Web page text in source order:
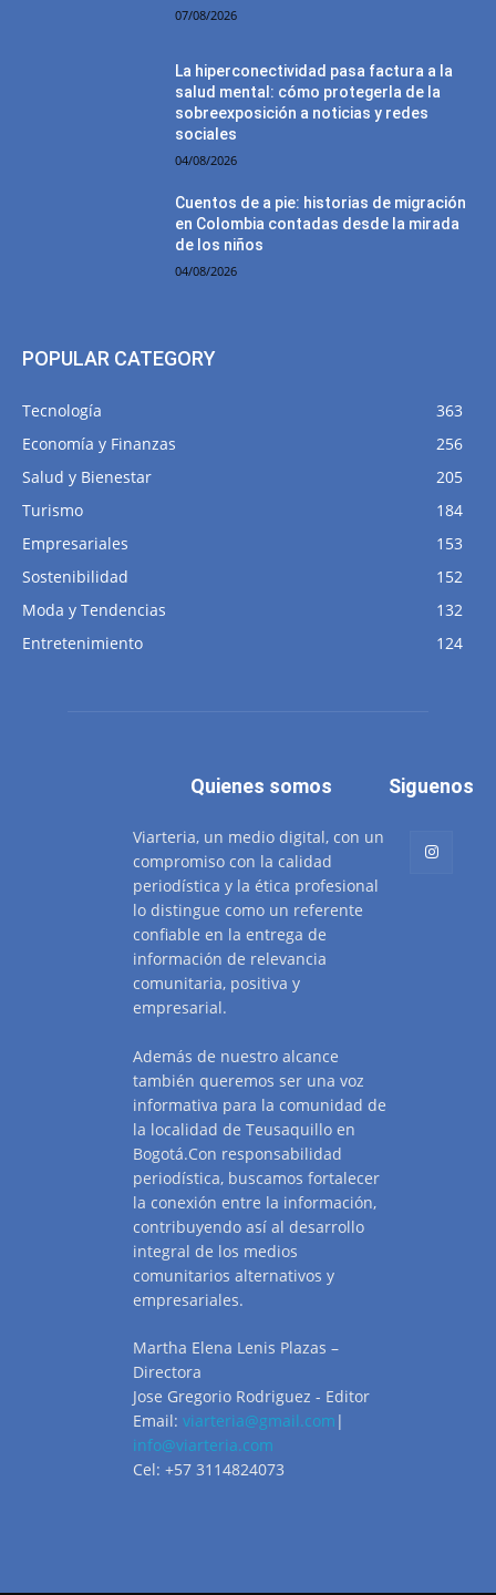
07/08/2026
La hiperconectividad pasa factura a la
salud mental: cómo protegerla de la
sobreexposición a noticias y redes
sociales
04/08/2026
Cuentos de a pie: historias de migración
en Colombia contadas desde la mirada
de los niños
04/08/2026
POPULAR CATEGORY
Tecnología
363
Economía y Finanzas
256
Salud y Bienestar
205
Turismo
184
Empresariales
153
Sostenibilidad
152
Moda y Tendencias
132
Entretenimiento
124
Quienes somos
Viarteria, un medio digital, con un
compromiso con la calidad
periodística y la ética profesional
lo distingue como un referente
confiable en la entrega de
información de relevancia
comunitaria, positiva y
empresarial.
Además de nuestro alcance
también queremos ser una voz
informativa para la comunidad de
la localidad de Teusaquillo en
Bogotá.Con responsabilidad
periodística, buscamos fortalecer
la conexión entre la información,
contribuyendo así al desarrollo
integral de los medios
comunitarios alternativos y
empresariales.
Martha Elena Lenis Plazas –
Directora
Jose Gregorio Rodriguez - Editor
Email: viarteria@gmail.com |
info@viarteria.com
Cel: +57 3114824073
Siguenos